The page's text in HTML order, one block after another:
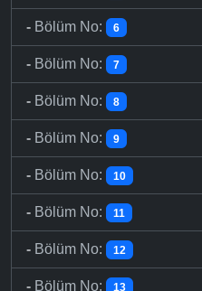
- Bölüm No: 6
- Bölüm No: 7
- Bölüm No: 8
- Bölüm No: 9
- Bölüm No: 10
- Bölüm No: 11
- Bölüm No: 12
- Bölüm No: 13